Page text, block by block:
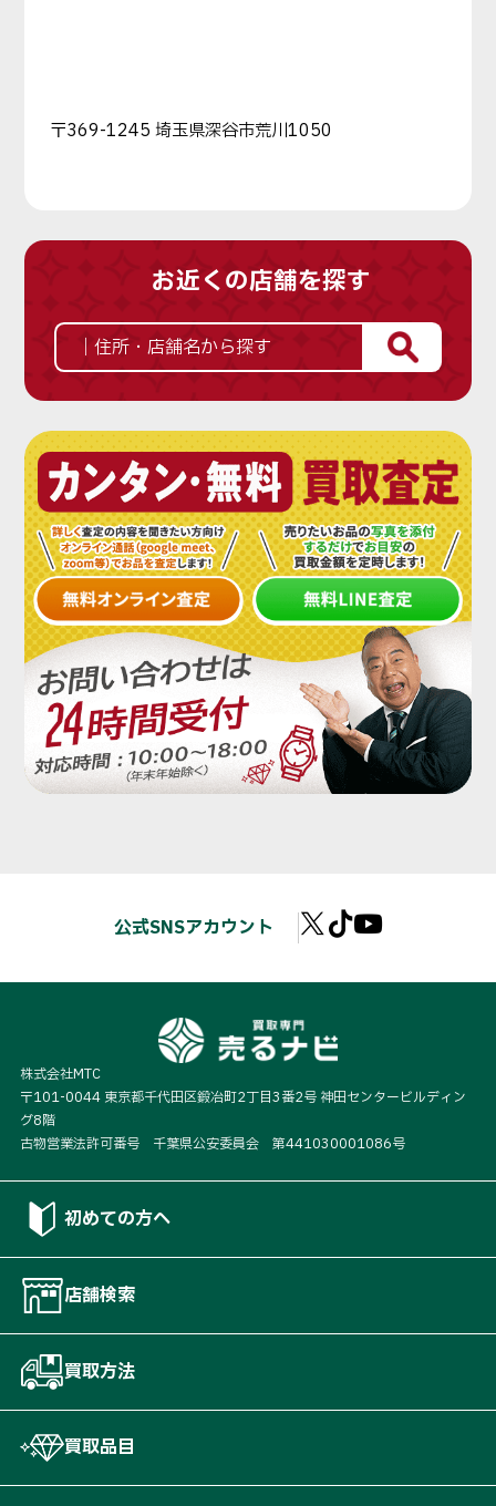
〒369-1245 埼玉県深谷市荒川1050
お近くの店舗を探す
公式SNSアカウント
株式会社MTC
〒101-0044 東京都千代田区鍛冶町2丁目3番2号 神田センタービルディン
グ8階
古物営業法許可番号 千葉県公安委員会 第441030001086号
初めての方へ
店舗検索
買取方法
買取品目